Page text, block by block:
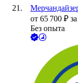
от 65 700 ₽
Без опыта